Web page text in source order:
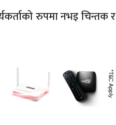
रुपमा नभइ चिन्तक र